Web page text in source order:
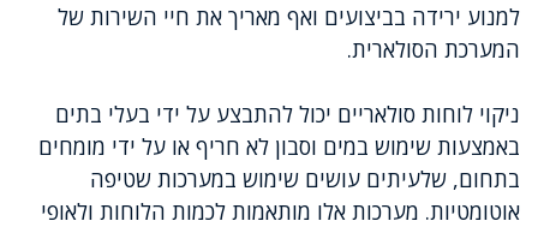
למנוע ירידה בביצועים ואף מאריך את חיי השירות של
המערכת הסולארית.
ניקוי לוחות סולאריים יכול להתבצע על ידי בעלי בתים
באמצעות שימוש במים וסבון לא חריף או על ידי מומחים
בתחום, שלעיתים עושים שימוש במערכות שטיפה
אוטומטיות. מערכות אלו מותאמות לכמות הלוחות ולאופי